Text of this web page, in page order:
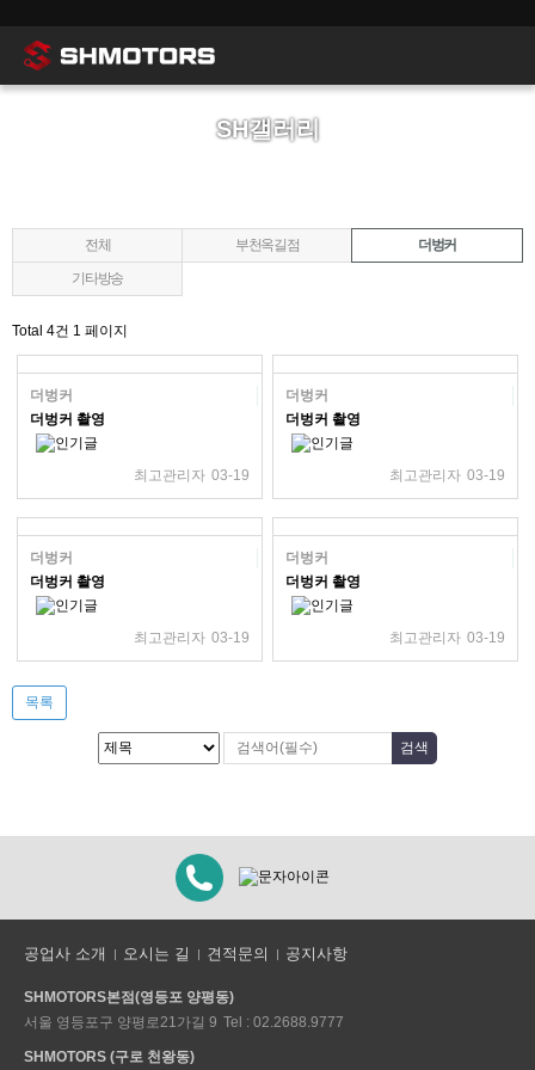
SH갤러리
전체 부천옥길점
더벙커
기타방송
Total 4건 1 페이지
더벙커
더벙커 촬영
최고관리자 03-19
더벙커
더벙커 촬영
최고관리자 03-19
더벙커
더벙커 촬영
최고관리자 03-19
더벙커
더벙커 촬영
최고관리자 03-19
목록
공업사 소개 오시는 길 견적문의 공지사항
SHMOTORS본점(영등포 양평동)
서울 영등포구 양평로21가길 9 Tel : 02.2688.9777
SHMOTORS (구로 천왕동)